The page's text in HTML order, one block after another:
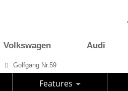
Volkswagen Audi
Golfgang Nr.59
Features